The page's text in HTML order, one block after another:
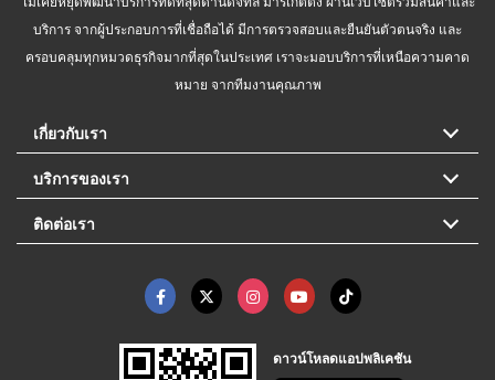
บริการ จากผู้ประกอบการที่เชื่อถือได้ มีการตรวจสอบและยืนยันตัวตนจริง และ
ครอบคลุมทุกหมวดธุรกิจมากที่สุดในประเทศ เราจะมอบบริการที่เหนือความคาด
หมาย จากทีมงานคุณภาพ
เกี่ยวกับเรา
บริการของเรา
ติดต่อเรา
ดาวน์โหลดแอปพลิเคชัน